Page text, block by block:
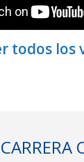
todos los